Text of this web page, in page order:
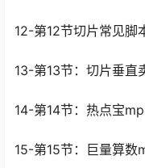
12-第12节切片常见脚
13-第13节：切片垂直
14-第14节：热点宝
15-第15节：巨量算数